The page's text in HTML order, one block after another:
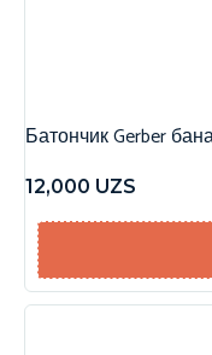
Батончик Gerber
12,000 UZS